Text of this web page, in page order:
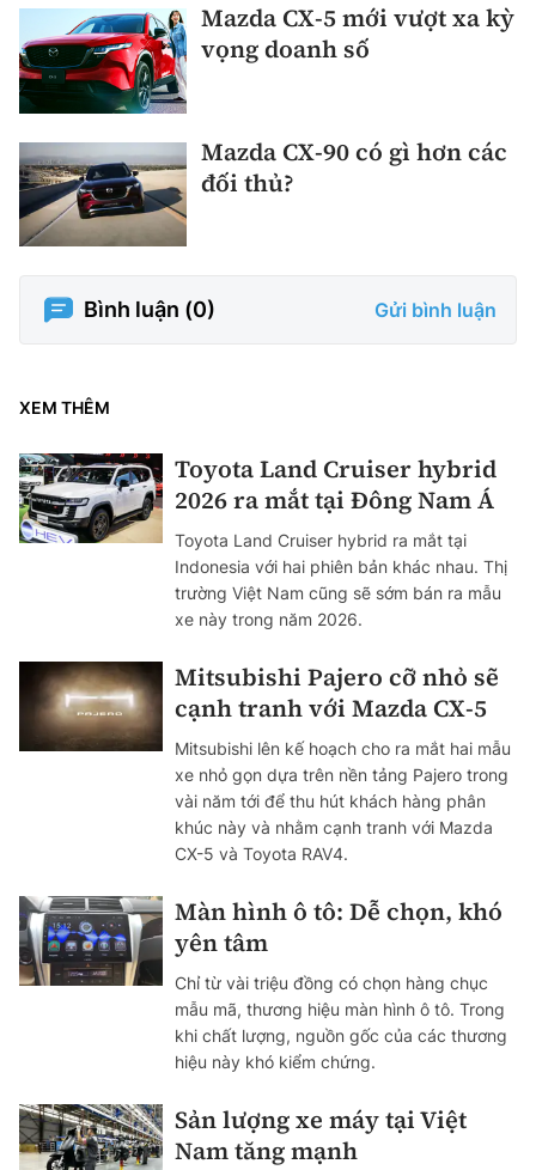
Mazda CX-5 mới vượt xa kỳ
vọng doanh số
Mazda CX-90 có gì hơn các
đối thủ?
Bình luận (0) Gửi bình luận
XEM THÊM
Toyota Land Cruiser hybrid
2026 ra mắt tại Đông Nam Á
Toyota Land Cruiser hybrid ra mắt tại
Indonesia với hai phiên bản khác nhau. Thị
trường Việt Nam cũng sẽ sớm bán ra mẫu
xe này trong năm 2026.
Mitsubishi Pajero cỡ nhỏ sẽ
cạnh tranh với Mazda CX-5
Mitsubishi lên kế hoạch cho ra mắt hai mẫu
xe nhỏ gọn dựa trên nền tảng Pajero trong
vài năm tới để thu hút khách hàng phân
khúc này và nhằm cạnh tranh với Mazda
CX-5 và Toyota RAV4.
Màn hình ô tô: Dễ chọn, khó
yên tâm
Chỉ từ vài triệu đồng có chọn hàng chục
mẫu mã, thương hiệu màn hình ô tô. Trong
khi chất lượng, nguồn gốc của các thương
hiệu này khó kiểm chứng.
Sản lượng xe máy tại Việt
Nam tăng mạnh